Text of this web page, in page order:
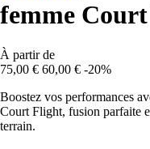
femme
À partir de
75,00 € 60,00 € -20%
Boostez vos performances
Court Flight, fusion parfaite
terrain.